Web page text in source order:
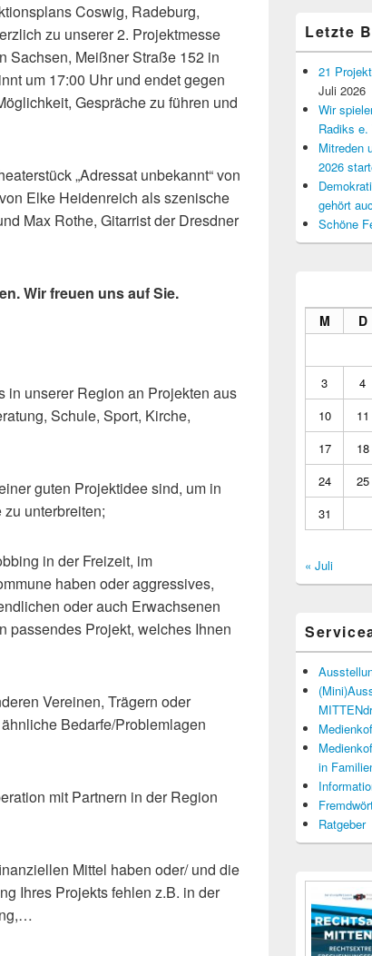
Coswig, Radeburg,
zu unserer 2. Projektmesse
Sachsen, Meißner Straße 152 in
um 17:00 Uhr und endet gegen
Gespräche zu führen und
„Adressat unbekannt“ von
Elke Heidenreich als szenische
Max Rothe, Gitarrist der Dresdner
Wir freuen uns auf Sie.
in unserer Region an Projekten aus
Schule, Sport, Kirche,
guten Projektidee sind, um in
unterbreiten;
in der Freizeit, im
haben oder aggressives,
oder auch Erwachsenen
passendes Projekt, welches Ihnen
Vereinen, Trägern oder
Bedarfe/Problemlagen
mit Partnern in der Region
Mittel haben oder/ und die
Ihres Projekts fehlen z.B. in der
Letzte
21
Juli 2026
Wir
Radiks e.
Mitreden
2026
gehört
Schöne
M D
3
4
10
11
17
18
24
25
31
« Juli
in
Ratgeber